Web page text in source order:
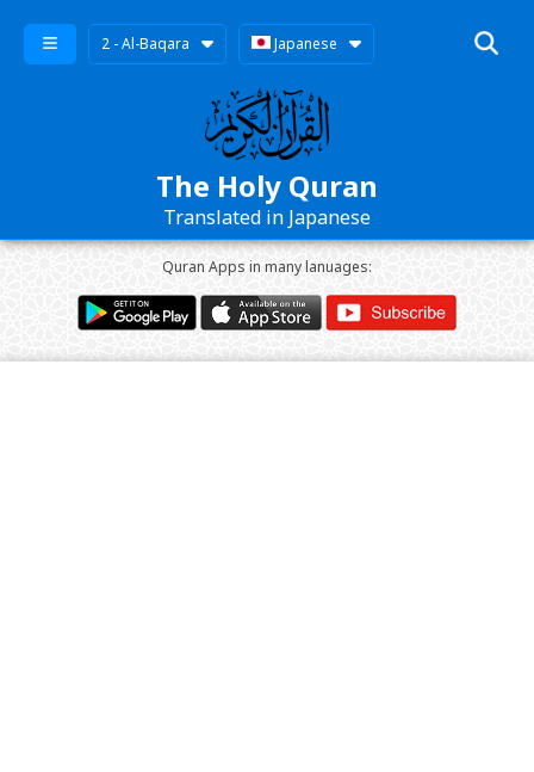
2 - Al-Baqara Japanese
The Holy Quran
Translated in Japanese
Quran Apps in many lanuages: